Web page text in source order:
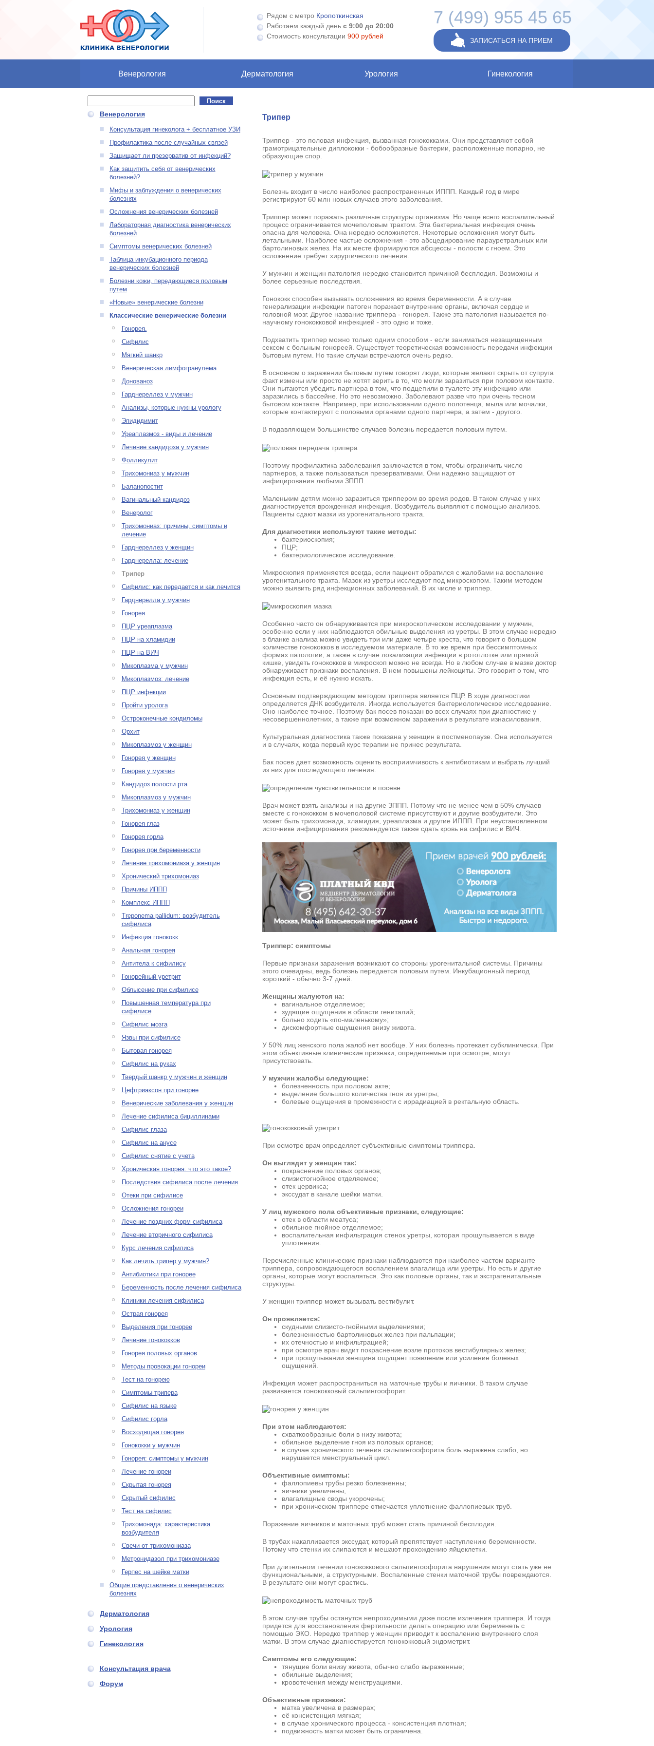
Рядом с метро Кропоткинская
Работаем каждый деньс 9:00 до 20:00
Стоимость консультации900 рублей
7 (499) 955 45 65
ЗАПИСАТЬСЯ НА ПРИЕМ
Венерология Дерматология Урология Гинекология
Форма поиска
Поиск
Венерология
Консультация гинеколога + бесплатное УЗИ
Профилактика после случайных связей
Защищает ли презерватив от инфекций?
Как защитить себя от венерических
болезней?
Мифы и заблуждения о венерических
болезнях
Осложнения венерических болезней
Лабораторная диагностика венерических
болезней
Симптомы венерических болезней
Таблица инкубационного периода
венерических болезней
Болезни кожи, передающиеся половым
путем
«Новые» венерические болезни
Классические венерические болезни
Гонорея.
Сифилис
Мягкий шанкр
Венерическая лимфогранулема
Донованоз
Гарднереллез у мужчин
Анализы, которые нужны урологу
Эпидидимит
Уреаплазмоз - виды и лечение
Лечение кандидоза у мужчин
Фолликулит
Трихомониаз у мужчин
Баланопостит
Вагинальный кандидоз
Венеролог
Трихомониаз: причины, симптомы и
лечение
Гарднереллез у женщин
Гарднерелла: лечение
Трипер
Сифилис: как передается и как лечится
Гарднерелла у мужчин
Гонорея
ПЦР уреаплазма
ПЦР на хламидии
ПЦР на ВИЧ
Микоплазма у мужчин
Микоплазмоз: лечение
ПЦР инфекции
Пройти уролога
Остроконечные кондиломы
Орхит
Микоплазмоз у женщин
Гонорея у женщин
Гонорея у мужчин
Кандидоз полости рта
Микоплазмоз у мужчин
Трихомониаз у женщин
Гонорея глаз
Гонорея горла
Гонорея при беременности
Лечение трихомониаза у женщин
Хронический трихомониаз
Причины ИППП
Комплекс ИППП
Treponema pallidum: возбудитель
сифилиса
Инфекция гонококк
Анальная гонорея
Антитела к сифилису
Гонорейный уретрит
Облысение при сифилисе
Повышенная температура при
сифилисе
Сифилис мозга
Язвы при сифилисе
Бытовая гонорея
Сифилис на руках
Твердый шанкр у мужчин и женщин
Цефтриаксон при гонорее
Венерические заболевания у женщин
Лечение сифилиса бициллинами
Сифилис глаза
Сифилис на анусе
Сифилис снятие с учета
Хроническая гонорея: что это такое?
Последствия сифилиса после лечения
Отеки при сифилисе
Осложнения гонореи
Лечение поздних форм сифилиса
Лечение вторичного сифилиса
Курс лечения сифилиса
Как лечить трипер у мужчин?
Антибиотики при гонорее
Беременность после лечения сифилиса
Клиники лечения сифилиса
Острая гонорея
Выделения при гонорее
Лечение гонококков
Гонорея половых органов
Методы провокации гонореи
Тест на гонорею
Симптомы трипера
Сифилис на языке
Сифилис горла
Восходящая гонорея
Гонококки у мужчин
Гонорея: симптомы у мужчин
Лечение гонореи
Скрытая гонорея
Скрытый сифилис
Тест на сифилис
Трихомонада: характеристика
возбудителя
Свечи от трихомониаза
Метронидазол при трихомониазе
Герпес на шейке матки
Общие представления о венерических
болезнях
Дерматология
Урология
Гинекология
Консультация врача
Форум
Трипер
Триппер - это половая инфекция, вызванная гонококками. Они представляют собой
грамотрицательные диплококки - бобообразные бактерии, расположенные попарно, не
образующие спор.
Болезнь входит в число наиболее распространенных ИППП. Каждый год в мире
регистрируют 60 млн новых случаев этого заболевания.
Триппер может поражать различные структуры организма. Но чаще всего воспалительный
процесс ограничивается мочеполовым трактом. Эта бактериальная инфекция очень
опасна для человека. Она нередко осложняется. Некоторые осложнения могут быть
летальными. Наиболее частые осложнения - это абсцедирование парауретральных или
бартолиновых желез. На их месте формируются абсцессы - полости с гноем. Это
осложнение требует хирургического лечения.
У мужчин и женщин патология нередко становится причиной бесплодия. Возможны и
более серьезные последствия.
Гонококк способен вызывать осложнения во время беременности. А в случае
генерализации инфекции патоген поражает внутренние органы, включая сердце и
головной мозг. Другое название триппера - гонорея. Также эта патология называется по-
научному гонококковой инфекцией - это одно и тоже.
Подхватить триппер можно только одним способом - если заниматься незащищенным
сексом с больным гонореей. Существует теоретическая возможность передачи инфекции
бытовым путем. Но такие случаи встречаются очень редко.
В основном о заражении бытовым путем говорят люди, которые желают скрыть от супруга
факт измены или просто не хотят верить в то, что могли заразиться при половом контакте.
Они пытаются убедить партнера в том, что подцепили в туалете эту инфекцию или
заразились в бассейне. Но это невозможно. Заболевают разве что при очень тесном
бытовом контакте. Например, при использовании одного полотенца, мыла или мочалки,
которые контактируют с половыми органами одного партнера, а затем - другого.
В подавляющем большинстве случаев болезнь передается половым путем.
Поэтому профилактика заболевания заключается в том, чтобы ограничить число
партнеров, а также пользоваться презервативами. Они надежно защищают от
инфицирования любыми ЗППП.
Маленьким детям можно заразиться триппером во время родов. В таком случае у них
диагностируется врожденная инфекция. Возбудитель выявляют с помощью анализов.
Пациенты сдают мазки из урогенитального тракта.
Для диагностики используют такие методы:
бактериоскопия;
ПЦР;
бактериологическое исследование.
Микроскопия применяется всегда, если пациент обратился с жалобами на воспаление
урогенитального тракта. Мазок из уретры исследуют под микроскопом. Таким методом
можно выявить ряд инфекционных заболеваний. В их числе и триппер.
Особенно часто он обнаруживается при микроскопическом исследовании у мужчин,
особенно если у них наблюдаются обильные выделения из уретры. В этом случае нередко
в бланке анализа можно увидеть три или даже четыре креста, что говорит о большом
количестве гонококков в исследуемом материале. В то же время при бессимптомных
формах патологии, а также в случае локализации инфекции в ротоглотке или прямой
кишке, увидеть гонококков в микроскоп можно не всегда. Но в любом случае в мазке доктор
обнаруживает признаки воспаления. В нем повышены лейкоциты. Это говорит о том, что
инфекция есть, и её нужно искать.
Основным подтверждающим методом триппера является ПЦР. В ходе диагностики
определяется ДНК возбудителя. Иногда используется бактериологическое исследование.
Оно наиболее точное. Поэтому бак посев показан во всех случаях при диагностике у
несовершеннолетних, а также при возможном заражении в результате изнасилования.
Культуральная диагностика также показана у женщин в постменопаузе. Она используется
и в случаях, когда первый курс терапии не принес результата.
Бак посев дает возможность оценить восприимчивость к антибиотикам и выбрать лучший
из них для последующего лечения.
Врач может взять анализы и на другие ЗППП. Потому что не менее чем в 50% случаев
вместе с гонококком в мочеполовой системе присутствуют и другие возбудители. Это
может быть трихомонада, хламидия, уреаплазма и другие ИППП. При неустановленном
источнике инфицирования рекомендуется также сдать кровь на сифилис и ВИЧ.
Триппер: симптомы
Первые признаки заражения возникают со стороны урогенитальной системы. Причины
этого очевидны, ведь болезнь передается половым путем. Инкубационный период
короткий - обычно 3-7 дней.
Женщины жалуются на:
вагинальное отделяемое;
зудящие ощущения в области гениталий;
больно ходить «по-маленькому»;
дискомфортные ощущения внизу живота.
У 50% лиц женского пола жалоб нет вообще. У них болезнь протекает субклинически. При
этом объективные клинические признаки, определяемые при осмотре, могут
присутствовать.
У мужчин жалобы следующие:
болезненность при половом акте;
выделение большого количества гноя из уретры;
болевые ощущения в промежности с иррадиацией в ректальную область.
При осмотре врач определяет субъективные симптомы триппера.
Он выглядит у женщин так:
покраснение половых органов;
слизистогнойное отделяемое;
отек цервикса;
экссудат в канале шейки матки.
У лиц мужского пола объективные признаки, следующие:
отек в области меатуса;
обильное гнойное отделяемое;
воспалительная инфильтрация стенок уретры, которая прощупывается в виде
уплотнения.
Перечисленные клинические признаки наблюдаются при наиболее частом варианте
триппера, сопровождающегося воспалением влагалища или уретры. Но есть и другие
органы, которые могут воспаляться. Это как половые органы, так и экстрагенитальные
структуры.
У женщин триппер может вызывать вестибулит.
Он проявляется:
скудными слизисто-гнойными выделениями;
болезненностью бартолиновых желез при пальпации;
их отечностью и инфильтрацией;
при осмотре врач видит покраснение возле протоков вестибулярных желез;
при прощупывании женщина ощущает появление или усиление болевых
ощущений.
Инфекция может распространиться на маточные трубы и яичники. В таком случае
развивается гонококковый сальпингоофорит.
При этом наблюдаются:
схваткообразные боли в низу живота;
обильное выделение гноя из половых органов;
в случае хронического течения сальпингоофорита боль выражена слабо, но
нарушается менструальный цикл.
Объективные симптомы:
фаллопиевы трубы резко болезненны;
яичники увеличены;
влагалищные своды укорочены;
при хроническом триппере отмечается уплотнение фаллопиевых труб.
Поражение яичников и маточных труб может стать причиной бесплодия.
В трубах накапливается экссудат, который препятствует наступлению беременности.
Потому что стенки их слипаются и мешают прохождению яйцеклетки.
При длительном течении гонококкового сальпингоофорита нарушения могут стать уже не
функциональными, а структурными. Воспаленные стенки маточной трубы повреждаются.
В результате они могут срастись.
В этом случае трубы останутся непроходимыми даже после излечения триппера. И тогда
придется для восстановления фертильности делать операцию или беременеть с
помощью ЭКО. Нередко триппер у женщин приводит к воспалению внутреннего слоя
матки. В этом случае диагностируется гонококковый эндометрит.
Симптомы его следующие:
тянущие боли внизу живота, обычно слабо выраженные;
обильные выделения;
кровотечения между менструациями.
Объективные признаки:
матка увеличена в размерах;
её консистенция мягкая;
в случае хронического процесса - консистенция плотная;
подвижность матки может быть ограничена.